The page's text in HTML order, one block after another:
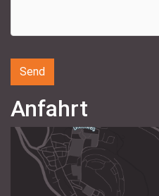
Anfahrt